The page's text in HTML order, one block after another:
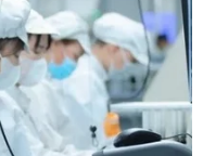
hỗ